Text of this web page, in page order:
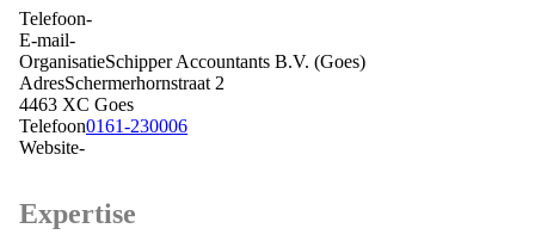
Telefoon-
E-mail-
OrganisatieSchipper Accountants B.V. (Goes)
AdresSchermerhornstraat 2
4463 XC Goes
Telefoon0161-230006
Website-
Expertise